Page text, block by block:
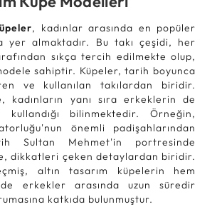
, kadınlar arasında en popüler
yer almaktadır. Bu takı çeşidi, her
sıkça tercih edilmekte olup,
sahiptir. Küpeler, tarih boyunca
ve kullanılan takılardan biridir.
kadınların yanı sıra erkeklerin de
kullandığı bilinmektedir. Örneğin,
önemli padişahlarından
Sultan Mehmet'in portresinde
dikkatleri çeken detaylardan biridir.
altın tasarım küpelerin hem
erkekler arasında uzun süredir
katkıda bulunmuştur.